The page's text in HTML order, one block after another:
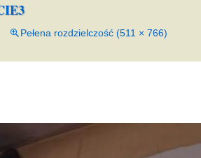
Pełena rozdzielczość (511 × 766)